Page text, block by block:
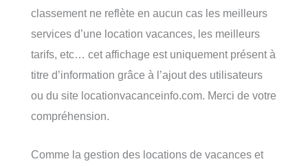
classement ne reflète en aucun cas les meilleurs
services d’une location vacances, les meilleurs
tarifs, etc… cet affichage est uniquement présent à
titre d’information grâce à l’ajout des utilisateurs
ou du site locationvacanceinfo.com. Merci de votre
compréhension.
Comme la gestion des locations de vacances et